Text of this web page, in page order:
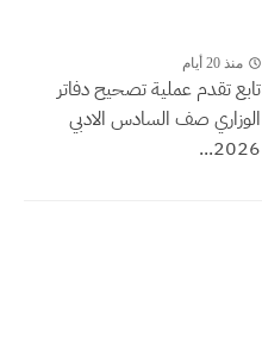
منذ 20 أيام
تابع تقدم عملية تصحيح دفاتر
الوزاري صف السادس الادبي
2026...